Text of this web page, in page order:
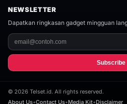
NEWSLETTER
Dapatkan ringkasan gadget mingguan
Subscribe
© 2026 Telset.id. All rights reserved.
About Us•Contact Us•Media Kit•Disclaimer